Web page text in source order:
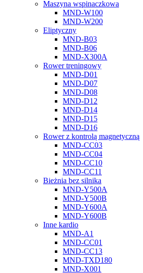
Maszyna wspinaczkowa
MND-W100
MND-W200
Eliptyczny
MND-B03
MND-B06
MND-X300A
Rower treningowy
MND-D01
MND-D07
MND-D08
MND-D12
MND-D14
MND-D15
MND-D16
Rower z kontrolą magnetyczną
MND-CC03
MND-CC04
MND-CC10
MND-CC11
Bieżnia bez silnika
MND-Y500A
MND-Y500B
MND-Y600A
MND-Y600B
Inne kardio
MND-A1
MND-CC01
MND-CC13
MND-TXD180
MND-X001